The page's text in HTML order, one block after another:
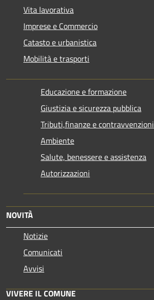
Vita lavorativa
Imprese e Commercio
Catasto e urbanistica
Mobilità e trasporti
Educazione e formazione
Giustizia e sicurezza pubblica
Tributi,finanze e contravvenzioni
Ambiente
Salute, benessere e assistenza
Autorizzazioni
NOVITÀ
Notizie
Comunicati
Avvisi
VIVERE IL COMUNE